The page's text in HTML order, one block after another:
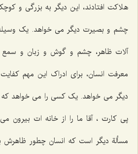
هلاکت افتادند، این دیگر به بزرگی و
چشم و بصیرت دیگر می خواهد. یک
آلات ظاهر، چشم و گوش و زبان و سمع
معرفت انسان، برای ادراک این مهم
دیگر می خواهد. یک کسی را می خواهد که
پی کارت ، آقا ما را از خانه ات بیرون
مسألة دیگر است که انسان چطور ظاهرش